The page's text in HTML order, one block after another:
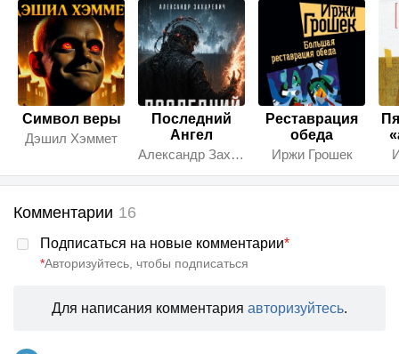
Символ веры
Дэшил Хэммет
Последний
Ангел
Александр Захаревич
Реставрация
обеда
Иржи Грошек
Комментарии 16
Подписаться на новые комментарии*
*Авторизуйтесь, чтобы подписаться
Для написания комментария авторизуйтесь.